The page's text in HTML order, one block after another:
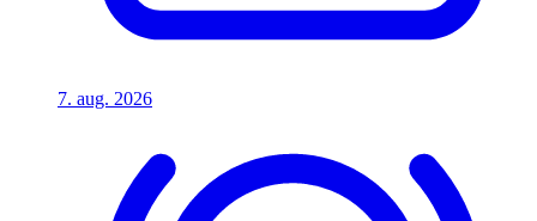
7. aug. 2026